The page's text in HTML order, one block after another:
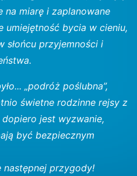
na miarę i zaplanowane
umiejętność bycia w cieniu,
słońcu przyjemności i
„podróż poślubna”,
świetne rodzinne rejsy z
jest wyzwanie,
być bezpiecznym
następnej przygody!